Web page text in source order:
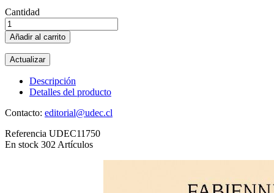
Cantidad
Añadir al carrito
Descripción
Detalles del producto
Contacto: editorial@udec.cl
Referencia UDEC11750
En stock 302 Artículos